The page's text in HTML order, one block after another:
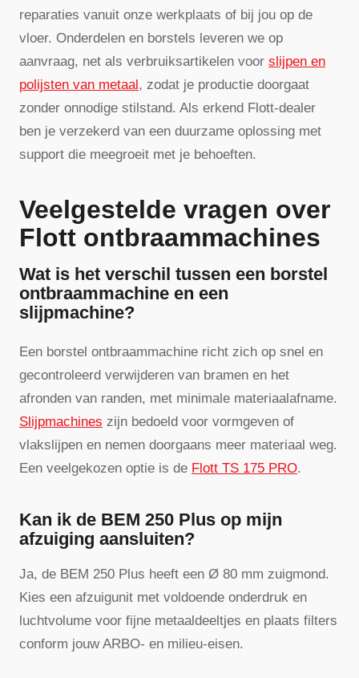
reparaties vanuit onze werkplaats of bij jou op de
vloer. Onderdelen en borstels leveren we op
aanvraag, net als verbruiksartikelen voor slijpen en
polijsten van metaal, zodat je productie doorgaat
zonder onnodige stilstand. Als erkend Flott-dealer
ben je verzekerd van een duurzame oplossing met
support die meegroeit met je behoeften.
Veelgestelde vragen over
Flott ontbraammachines
Wat is het verschil tussen een borstel
ontbraammachine en een
slijpmachine?
Een borstel ontbraammachine richt zich op snel en
gecontroleerd verwijderen van bramen en het
afronden van randen, met minimale materiaalafname.
Slijpmachines zijn bedoeld voor vormgeven of
vlakslijpen en nemen doorgaans meer materiaal weg.
Een veelgekozen optie is de Flott TS 175 PRO.
Kan ik de BEM 250 Plus op mijn
afzuiging aansluiten?
Ja, de BEM 250 Plus heeft een Ø 80 mm zuigmond.
Kies een afzuigunit met voldoende onderdruk en
luchtvolume voor fijne metaaldeeltjes en plaats filters
conform jouw ARBO- en milieu-eisen.